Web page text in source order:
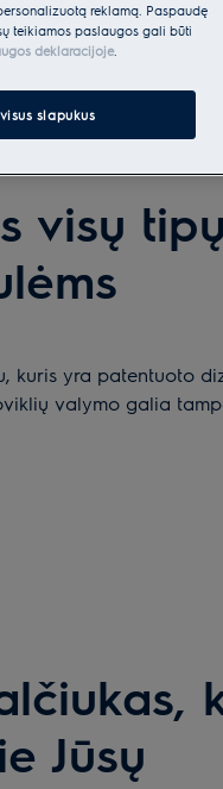
visų tipų
kuris yra patentuoto
valymo galia
Jūsų
reklamą. Paspaudę
teikiamos paslaugos gali būti
deklaracijoje.
slapukus